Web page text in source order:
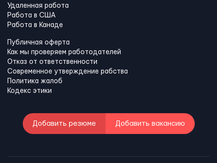
Удаленная работа
Работа в США
Работа в Канадe
Публичная оферта
Как мы проверяем работодателей
Отказ от ответственности
Современное утверждение рабства
Политика жалоб
Кодекс этики
Добавить резюме Добавить вакансию